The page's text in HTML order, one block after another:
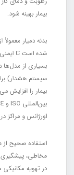
بیمار بهینه شود.
بدنه دمیار
شده است تا
سیستم هشدار)
بیمار را افزایش
اورژانس و مراکز
استفاده صحیح از
مخاطی، پیشگیری
در تهویه